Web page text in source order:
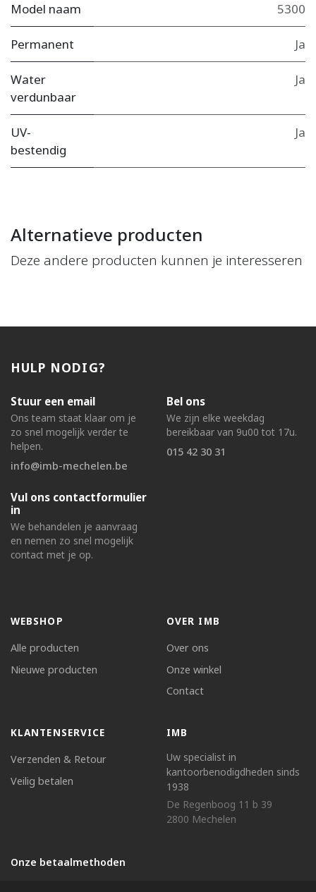
Model naam 5300
Permanent Ja
Water
verdunbaar
Ja
UV-
bestendig
Ja
Alternatieve producten
Deze andere producten kunnen je interesseren
HULP NODIG?
Stuur een email
Ons team staat klaar om je
zo snel mogelijk verder te
helpen.
info@imb-mechelen.be
Bel ons
We zijn elke weekdag
bereikbaar van 9u00 tot 17u.
015 42 30 31
Vul ons contactformulier
in
We behandelen je aanvraag
en nemen zo snel mogelijk
contact met je op.
WEBSHOP
Alle producten
Nieuwe producten
OVER IMB
Over ons
Onze winkel
Contact
KLANTENSERVICE
Verzenden & Retour
Veilig betalen
IMB
Uw specialist in
kantoorbenodigdheden sinds
1938
De Regenboog 11 b 39
2800 Mechelen
Onze betaalmethoden